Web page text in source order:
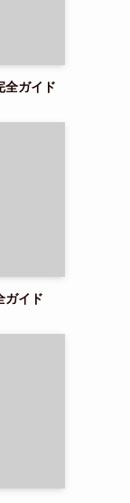
全ガイド
ガイド